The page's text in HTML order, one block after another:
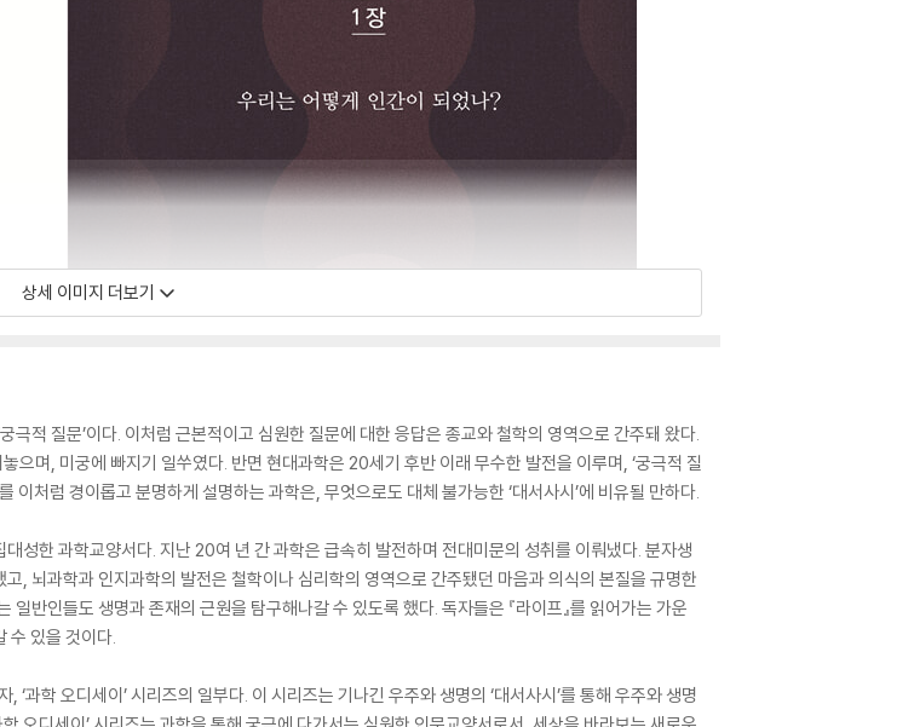
상세 이미지 더보기
극적 질문’이다. 이처럼 근본적이고 심원한 질문에 대한 응답은 종교와 철학의 영역으로 간주돼 왔다.
으며, 미궁에 빠지기 일쑤였다. 반면 현대과학은 20세기 후반 이래 무수한 발전을 이루며, ‘궁극적 질
이처럼 경이롭고 분명하게 설명하는 과학은, 무엇으로도 대체 불가능한 ‘대서사시’에 비유될 만하다.
대성한 과학교양서다. 지난 20여 년 간 과학은 급속히 발전하며 전대미문의 성취를 이뤄냈다. 분자생
, 뇌과학과 인지과학의 발전은 철학이나 심리학의 영역으로 간주됐던 마음과 의식의 본질을 규명한
반인들도 생명과 존재의 근원을 탐구해나갈 수 있도록 했다. 독자들은 『라이프』를 읽어가는 가운
수 있을 것이다.
, ‘과학 오디세이’ 시리즈의 일부다. 이 시리즈는 기나긴 우주와 생명의 ‘대서사시’를 통해 우주와 생명